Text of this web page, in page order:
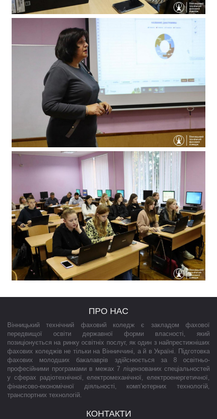
ПРО НАС
Вінницький технічний фаховий коледж є закладом фахової
передвищої освіти державної форми власності, який
позиціонується на ринку освітніх послуг, як один з найпрестижніших
фахових коледжів не тільки на Вінниччині, а й в Україні. Підготовка
фахових молодших бакалаврів здійснюється за 8 освітньо-
професійними програмами в межах 7 ліцензованих спеціальностей
у сферах радіотехнічної, електромеханічної, електроенергетичної,
фінансово-економічної діяльності, комп’ютерних технологій,
транспортних технологій.
КОНТАКТИ